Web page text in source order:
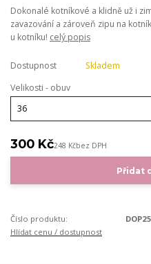
Dokonalé kotníkové a klidně už i
zavazování a zároveň zipu na
u kotníku! celý popis
Dostupnost
Skladem
Velikosti - obuv
300 Kč248 Kčbez DPH
Přidat
Číslo produktu:
Hlídat cenu / dostupnost